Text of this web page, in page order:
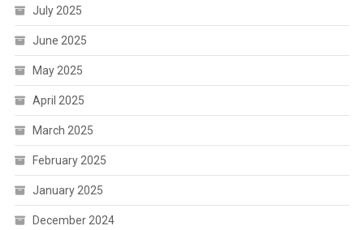
July 2025
June 2025
May 2025
April 2025
March 2025
February 2025
January 2025
December 2024